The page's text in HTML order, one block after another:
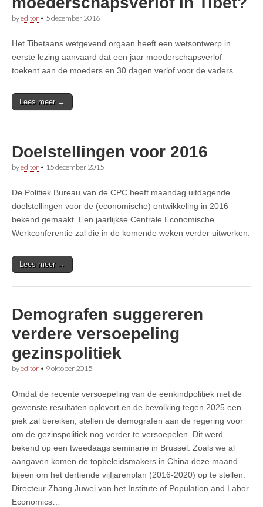
byeditor • 5 december 2016
Het Tibetaans wetgevend orgaan heeft een wetsontwerp in
eerste lezing aanvaard dat een jaar moederschapsverlof
toekent aan de moeders en 30 dagen verlof voor de vaders
Lees meer →
Doelstellingen voor 2016
byeditor • 15 december 2015
De Politiek Bureau van de CPC heeft maandag uitdagende
doelstellingen voor de (economische) ontwikkeling in 2016
bekend gemaakt. Een jaarlijkse Centrale Economische
Werkconferentie zal die in de komende weken verder uitwerken.
Lees meer →
Demografen suggereren
verdere versoepeling
gezinspolitiek
byeditor • 9 oktober 2015
Omdat de recente versoepeling van de eenkindpolitiek niet de
gewenste resultaten oplevert en de bevolking tegen 2025 een
piek zal bereiken, stellen de demografen aan de regering voor
om de gezinspolitiek nog verder te versoepelen. Dit werd
bekend op een tweedaags seminarie in Brussel. Zoals we al
aangaven komen de topbeleidsmakers in China deze maand
bijeen om het dertiende vijfjarenplan (2016-2020) op te stellen.
Directeur Zhang Juwei van het Institute of Population and Labor
Economics…